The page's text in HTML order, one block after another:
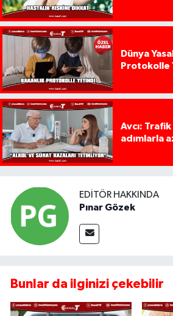
Dünya
Protokolle
Avcı:
adımlarla
EDITÖR HAKKINDA
Pınar Gözek
Bunlar da ilginizi çekebilir